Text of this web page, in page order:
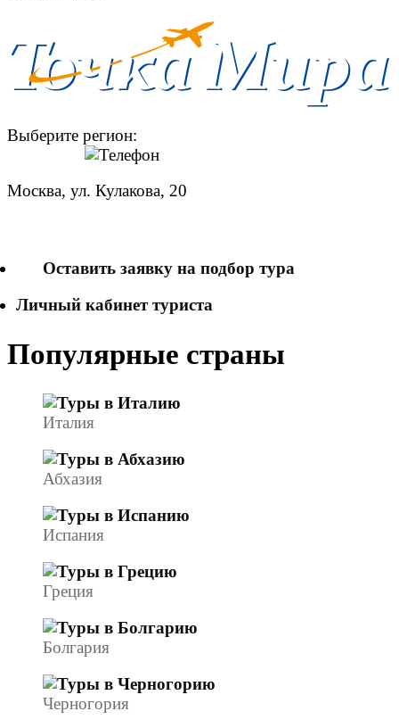
Выберите регион:
Москва, ул. Кулакова, 20
Оставить заявку на подбор тура
Личный кабинет туриста
Популярные страны
Италия
Абхазия
Испания
Греция
Болгария
Черногория